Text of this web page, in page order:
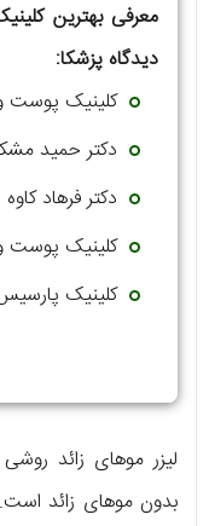
معرفی بهترین
دیدگاه پزشکا:
کلینیک پوست
دکتر حمید
دکتر فرهاد کاوه
کلینیک پوست و
کلینیک
لیزر موهای زائد
بدون موهای زائد